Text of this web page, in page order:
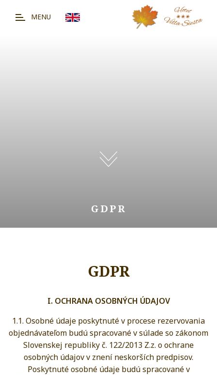
MENU
GDPR
GDPR
I. OCHRANA OSOBNÝCH ÚDAJOV
1.1. Osobné údaje poskytnuté v procese rezervovania
objednávateľom budú spracované v súlade so zákonom
Slovenskej republiky č. 122/2013 Z.z. o ochrane
osobných údajov v znení neskorších predpisov.
Poskytnuté osobné údaje budú spracované v